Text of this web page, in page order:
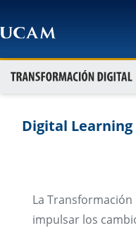
Digital Learning
La Transformación
impulsar los